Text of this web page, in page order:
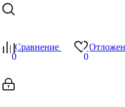
Сравнение
0
0